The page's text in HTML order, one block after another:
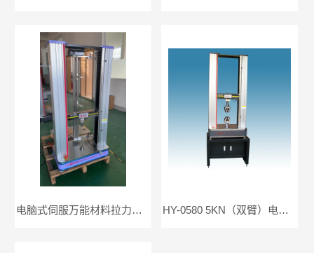
电脑式伺服万能材料拉力试验机 HY-0580 5KN（双臂）电子万能试验机